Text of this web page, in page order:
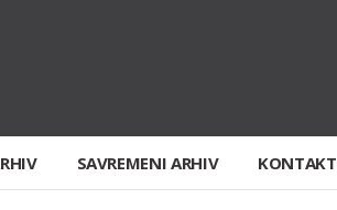
SAVREMENI ARHIV KONTAKT